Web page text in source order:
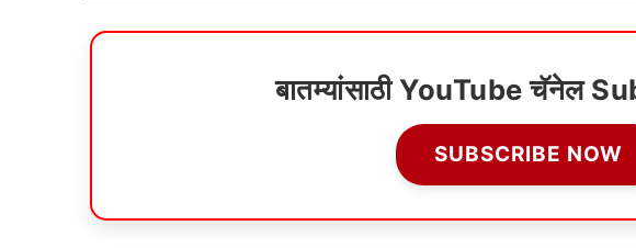
बातम्यांसाठी YouTube चॅनेल
SUBSCRIBE NOW